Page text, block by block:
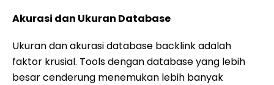
Akurasi dan Ukuran Database
Ukuran dan akurasi database backlink adalah
faktor krusial. Tools dengan database yang lebih
besar cenderung menemukan lebih banyak